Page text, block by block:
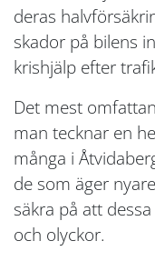
deras
skador på bilens
krishjälp efter
Det mest
man tecknar en
många i
de som äger
säkra på att
och olyckor.